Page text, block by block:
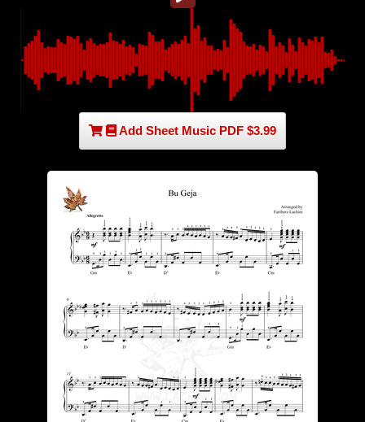
Add Sheet Music PDF $3.99